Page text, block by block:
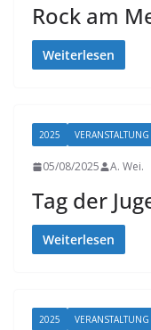
Rock am
Weiterlesen
2025 VERANSTALTUNG
05/08/2025 A. Wei.
Tag der
Weiterlesen
2025 VERANSTALTUNG